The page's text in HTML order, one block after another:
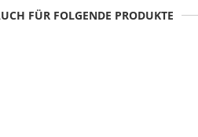
FÜR FOLGENDE PRODUKTE